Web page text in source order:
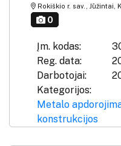
Rokiškio r. sav., Jūžintai,
0
Įm. kodas:
Reg. data:
Darbotojai:
Kategorijos:
Metalo
konstrukcijos